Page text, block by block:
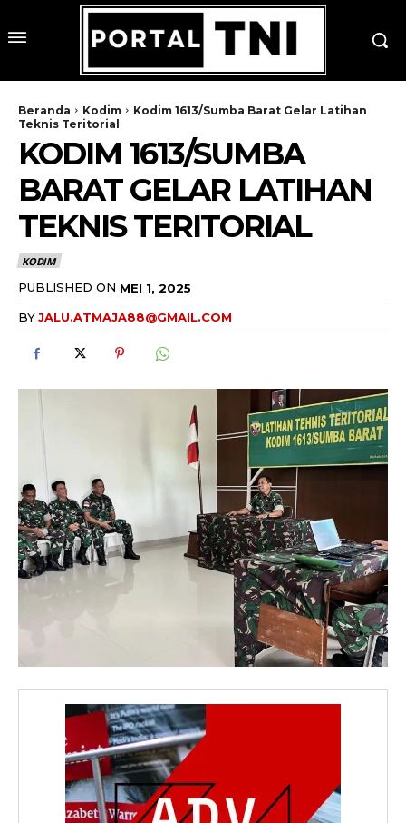
Beranda Kodim
Kodim 1613/Sumba Barat Gelar Latihan
Teknis Teritorial
KODIM 1613/SUMBA
BARAT GELAR LATIHAN
TEKNIS TERITORIAL
KODIM
PUBLISHED ON MEI 1, 2025
BYJALU.ATMAJA88@GMAIL.COM